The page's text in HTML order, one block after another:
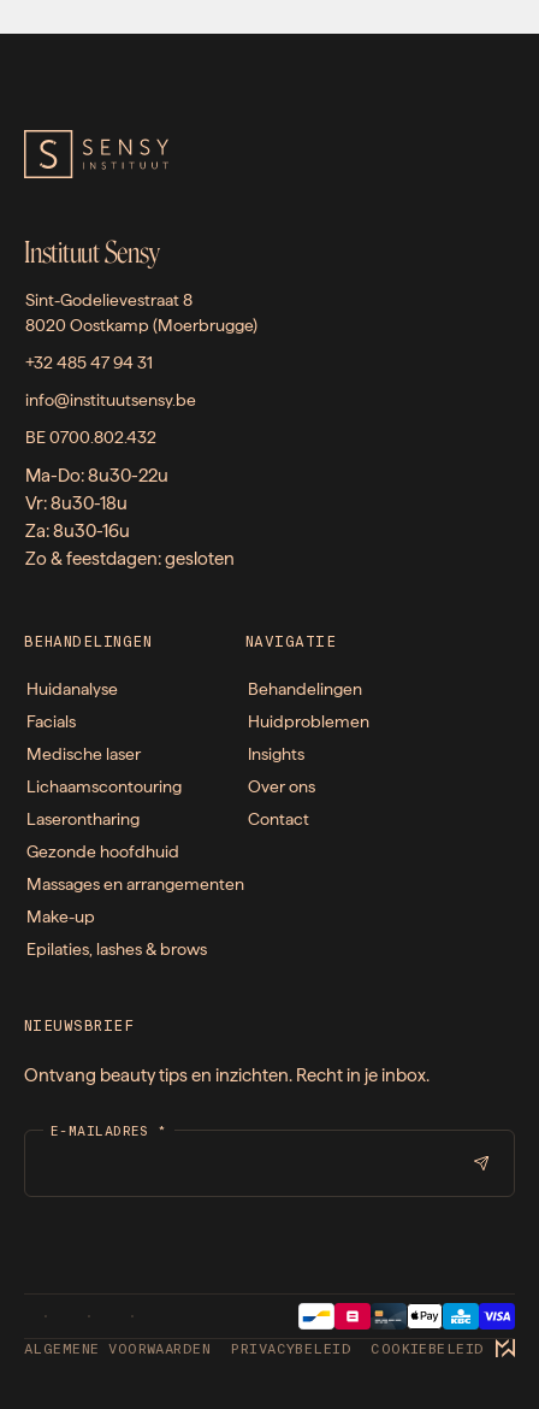
Instituut Sensy
Sint-Godelievestraat 8
8020 Oostkamp (Moerbrugge)
+32 485 47 94 31
info@instituutsensy.be
BE 0700.802.432
Ma-Do: 8u30-22u
Vr: 8u30-18u
Za: 8u30-16u
Zo & feestdagen: gesloten
BEHANDELINGEN
Huidanalyse
Facials
Medische laser
Lichaamscontouring
Laserontharing
Gezonde hoofdhuid
Massages en arrangementen
Make-up
Epilaties, lashes & brows
NAVIGATIE
Behandelingen
Huidproblemen
Insights
Over ons
Contact
NIEUWSBRIEF
Ontvang beauty tips en inzichten. Recht in je inbox.
E-MAILADRES *
ALGEMENE VOORWAARDEN PRIVACYBELEID COOKIEBELEID